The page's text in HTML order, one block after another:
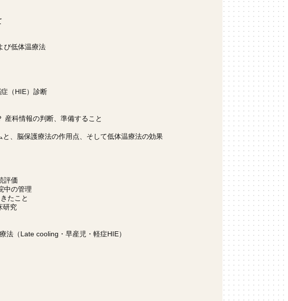
び低体温療法
（HIE）診断
科情報の判断、準備すること
脳保護療法の作用点、そして低体温療法の効果
評価
の管理
たこと
研究
（Late cooling・早産児・軽症HIE）